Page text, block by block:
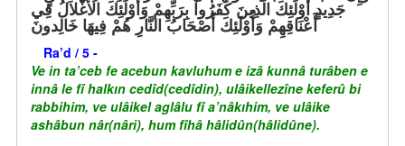
جَدِيدٍ أُوْلَئِكَ الَّذِينَ كَفَرُواْ بِرَبِّهِمْ وَأُوْلَئِكَ الأَغْلاَلُ فِي
أَعْنَاقِهِمْ وَأُوْلَئِكَ أَصْحَابُ النَّارِ هُمْ فِيهَا خَالِدونَ
Ra’d / 5 -
Ve in ta’ceb fe acebun kavluhum e izâ kunnâ turâben e
innâ le fî halkın cedîd(cedîdin), ulâikellezîne keferû bi
rabbihim, ve ulâikel aglâlu fî a’nâkıhim, ve ulâike
ashâbun nâr(nâri), hum fîhâ hâlidûn(hâlidûne).